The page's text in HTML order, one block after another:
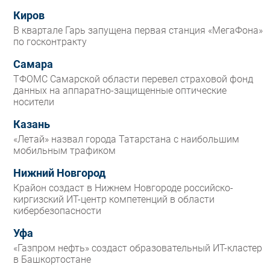
Киров
В квартале Гарь запущена первая станция «МегаФона»
по госконтракту
Самара
ТФОМС Самарской области перевел страховой фонд
данных на аппаратно-защищенные оптические
носители
Казань
«Летай» назвал города Татарстана с наибольшим
мобильным трафиком
Нижний Новгород
Крайон создаст в Нижнем Новгороде российско-
киргизский ИТ-центр компетенций в области
кибербезопасности
Уфа
«Газпром нефть» создаст образовательный ИТ-кластер
в Башкортостане